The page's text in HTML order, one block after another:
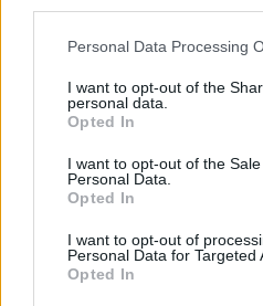
Please note that this website/
not limited to your visit or usage
grant or deny consent to
use your data for below
consent section.
Personal Data Processing
I want to opt-out of the
personal data.
Opted In
I want to opt-out of the
Personal Data.
Opted In
I want to opt-out of
Personal Data for Targeted
Opted In
- Péntek
Isten iránti
parancsolatait
parancsolatai